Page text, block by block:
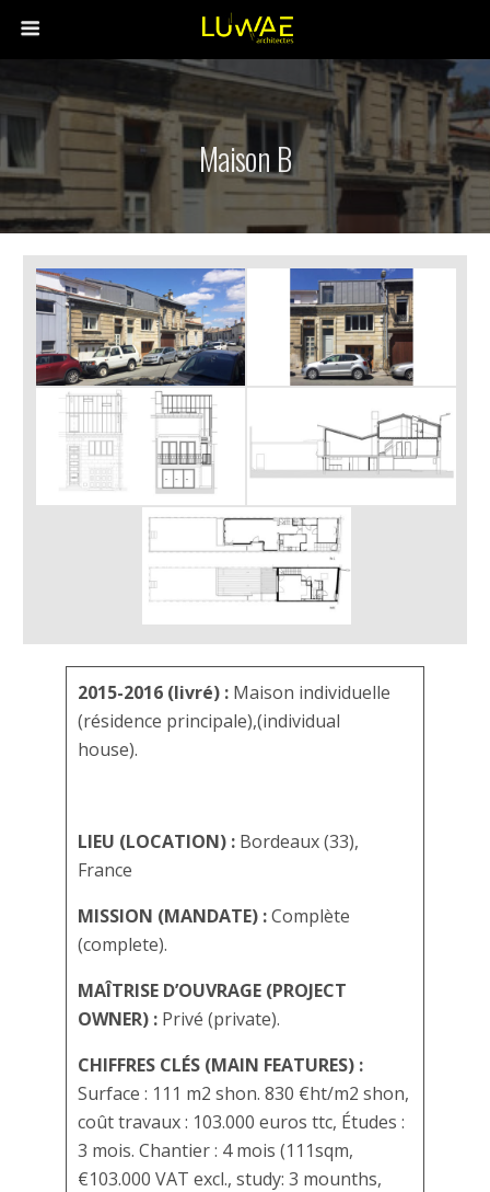
Maison B
2015-2016 (livré) : Maison individuelle
(résidence principale),(individual
house).
LIEU (LOCATION) : Bordeaux (33),
France
MISSION (MANDATE) :Complète
(complete).
MAÎTRISE D’OUVRAGE (PROJECT
OWNER) : Privé (private).
CHIFFRES CLÉS (MAIN FEATURES) :
Surface : 111 m2 shon. 830 €ht/m2 shon,
coût travaux : 103.000 euros ttc, Études :
3 mois. Chantier : 4 mois (111sqm,
€103.000 VAT excl., study: 3 mounths,